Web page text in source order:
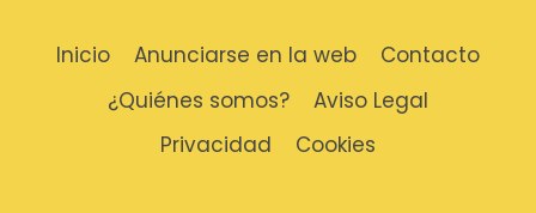
Inicio Anunciarse en la web
Contacto
¿Quiénes somos?
Aviso Legal
Privacidad
Cookies